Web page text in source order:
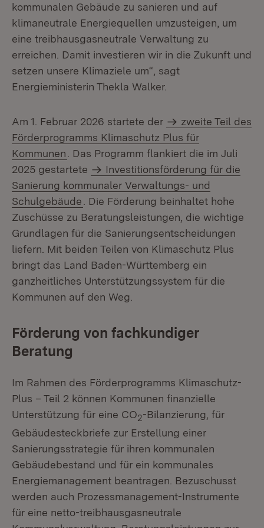
kommunalen Gebäude zu sanieren und auf
klimaneutrale Energiequellen umzusteigen, um
eine treibhausgasneutrale Verwaltung zu
erreichen. Damit investieren wir in die Zukunft und
setzen unsere Klimaziele um“, sagt
Energieministerin Thekla Walker.
Am 1. Februar 2026 startete der
zweite Teil des
Förderprogramms Klimaschutz Plus für
Kommunen
. Das Programm flankiert die im Juli
2025 gestartete
Investitionsförderung für die
Sanierung kommunaler Verwaltungs- und
Schulgebäude
. Die Förderung beinhaltet hohe
Zuschüsse zu Beratungsleistungen, die wichtige
Grundlagen für die Sanierungsentscheidungen
liefern. Mit beiden Teilen von Klimaschutz Plus
bringt das Land Baden-Württemberg ein
ganzheitliches Unterstützungssystem für die
Kommunen auf den Weg.
Förderung von fachkundiger
Beratung
Im Rahmen des Förderprogramms Klimaschutz-
Plus – Teil 2 können Kommunen finanzielle
Unterstützung für eine CO2-Bilanzierung, für
Gebäudesteckbriefe zur Erstellung einer
Sanierungsstrategie für ihren kommunalen
Gebäudebestand und für ein kommunales
Energiemanagement beantragen. Bezuschusst
werden auch Prozessmanagement-Instrumente
für eine netto-treibhausgasneutrale